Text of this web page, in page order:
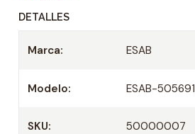
DETALLES
Marca: ESAB
Modelo: ESAB-505691
SKU: 50000007